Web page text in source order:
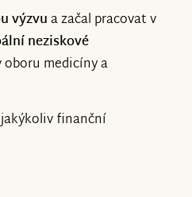
výzvua začal pracovat v
neziskové
oboru medicíny a
finanční